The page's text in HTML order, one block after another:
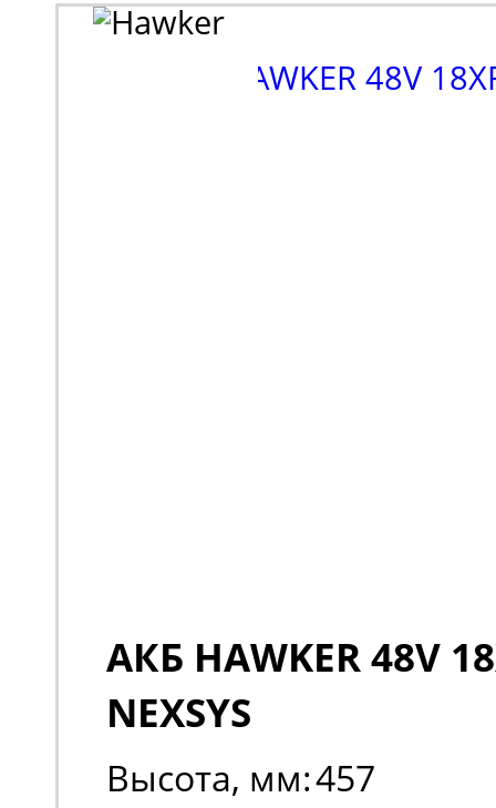
АКБ HAWKER 48V
NEXSYS
Высота, мм:457